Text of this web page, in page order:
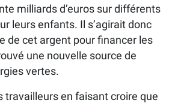
milliards d’euros sur différents
leurs enfants. Il s’agirait donc
de cet argent pour financer les
une nouvelle source de
vertes.
travailleurs en faisant croire que